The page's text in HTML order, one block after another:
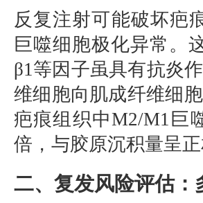
反复注射可能破坏疤
巨噬细胞极化异常。
β1等因子虽具有抗炎
维细胞向肌成纤维细
疤痕组织中M2/M1巨
倍，与胶原沉积量呈正
二、复发风险评估：